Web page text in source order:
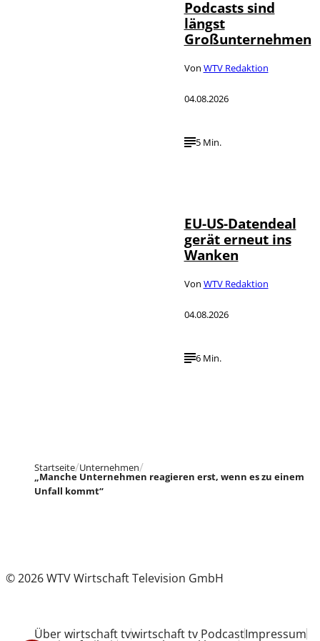
Podcasts sind
längst
Großunternehmen
Von WTV Redaktion
04.08.2026
5 Min.
EU-US-Datendeal
gerät erneut ins
Wanken
Von WTV Redaktion
04.08.2026
6 Min.
Startseite Unternehmen
„Manche Unternehmen reagieren erst, wenn es zu einem
Unfall kommt“
© 2026 WTV Wirtschaft Television GmbH
Über wirtschaft tvwirtschaft tv PodcastImpressum